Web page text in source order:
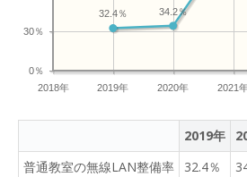
2018年 2019年 2020年 2021
0％
30％
34.2％
32.4％
2019年
普通教室の無線LAN整備率
32.4％